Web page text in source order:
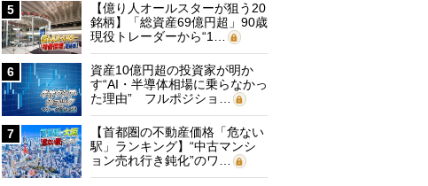
5
【億り人オールスターが狙う20
銘柄】「総資産69億円超」90歳
現役トレーダーから“1…
6
資産10億円超の投資家が明か
す“AI・半導体相場に乗らなかっ
た理由” フルポジショ…
7
【首都圏の不動産価格「危ない
駅」ランキング】“中古マンシ
ョン売れ行き鈍化”のワ…